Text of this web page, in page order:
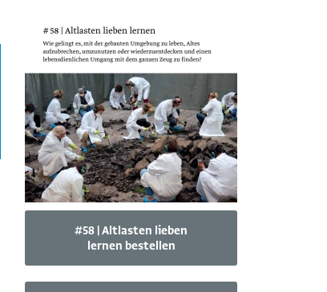
#58 | Altlasten lieben
lernen bestellen